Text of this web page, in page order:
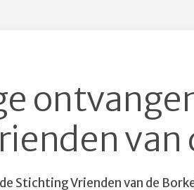
van
Stichting Vrienden van de